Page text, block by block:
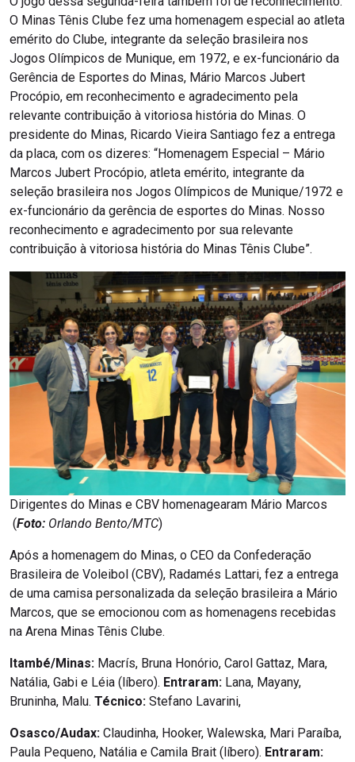
O Minas Tênis Clube fez uma homenagem especial ao atleta
emérito do Clube, integrante da seleção brasileira nos
Jogos Olímpicos de Munique, em 1972, e ex-funcionário da
Gerência de Esportes do Minas, Mário Marcos Jubert
Procópio, em reconhecimento e agradecimento pela
relevante contribuição à vitoriosa história do Minas. O
presidente do Minas, Ricardo Vieira Santiago fez a entrega
da placa, com os dizeres: “Homenagem Especial – Mário
Marcos Jubert Procópio, atleta emérito, integrante da
seleção brasileira nos Jogos Olímpicos de Munique/1972 e
ex-funcionário da gerência de esportes do Minas. Nosso
reconhecimento e agradecimento por sua relevante
contribuição à vitoriosa história do Minas Tênis Clube”.
Dirigentes do Minas e CBV homenagearam Mário Marcos
(Foto: Orlando Bento/MTC)
Após a homenagem do Minas, o CEO da Confederação
Brasileira de Voleibol (CBV), Radamés Lattari, fez a entrega
de uma camisa personalizada da seleção brasileira a Mário
Marcos, que se emocionou com as homenagens recebidas
na Arena Minas Tênis Clube.
Itambé/Minas: Macrís, Bruna Honório, Carol Gattaz, Mara,
Natália, Gabi e Léia (líbero). Entraram: Lana, Mayany,
Bruninha, Malu. Técnico: Stefano Lavarini,
Osasco/Audax: Claudinha, Hooker, Walewska, Mari Paraíba,
Paula Pequeno, Natália e Camila Brait (líbero). Entraram: